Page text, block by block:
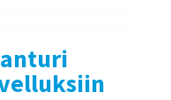
anturi